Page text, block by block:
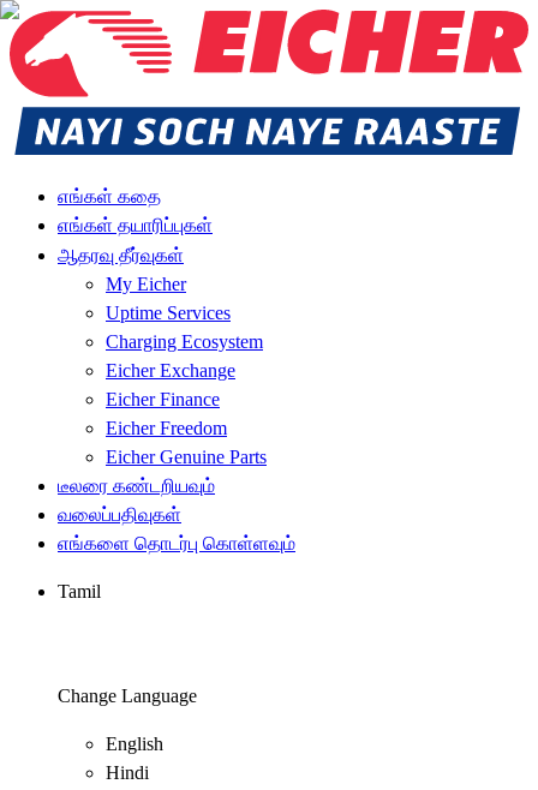
எங்கள் கதை
எங்கள் தயாரிப்புகள்
ஆதரவு தீர்வுகள்
My Eicher
Uptime Services
Charging Ecosystem
Eicher Exchange
Eicher Finance
Eicher Freedom
Eicher Genuine Parts
டீலரை கண்டறியவும்
வலைப்பதிவுகள்
எங்களை தொடர்பு கொள்ளவும்
Tamil
Change Language
English
Hindi